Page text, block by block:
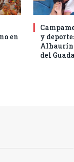
en
y
Alhaurín
del